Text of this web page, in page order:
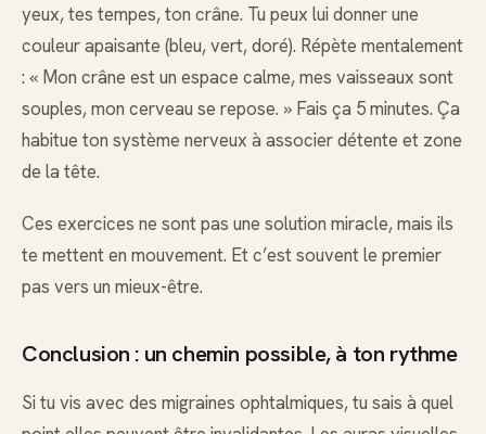
yeux, tes tempes, ton crâne. Tu peux lui donner une
couleur apaisante (bleu, vert, doré). Répète mentalement
: « Mon crâne est un espace calme, mes vaisseaux sont
souples, mon cerveau se repose. » Fais ça 5 minutes. Ça
habitue ton système nerveux à associer détente et zone
de la tête.
Ces exercices ne sont pas une solution miracle, mais ils
te mettent en mouvement. Et c’est souvent le premier
pas vers un mieux-être.
Conclusion : un chemin possible, à ton rythme
Si tu vis avec des migraines ophtalmiques, tu sais à quel